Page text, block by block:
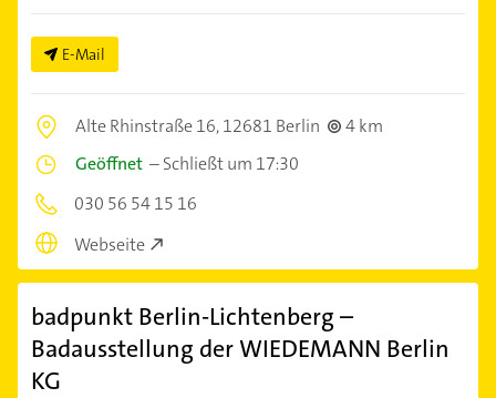
E-Mail
Alte Rhinstraße 16,12681 Berlin
4 km
Geöffnet –Schließt um 17:30
030 56 54 15 16
Webseite
badpunkt Berlin-Lichtenberg –
Badausstellung der WIEDEMANN Berlin
KG